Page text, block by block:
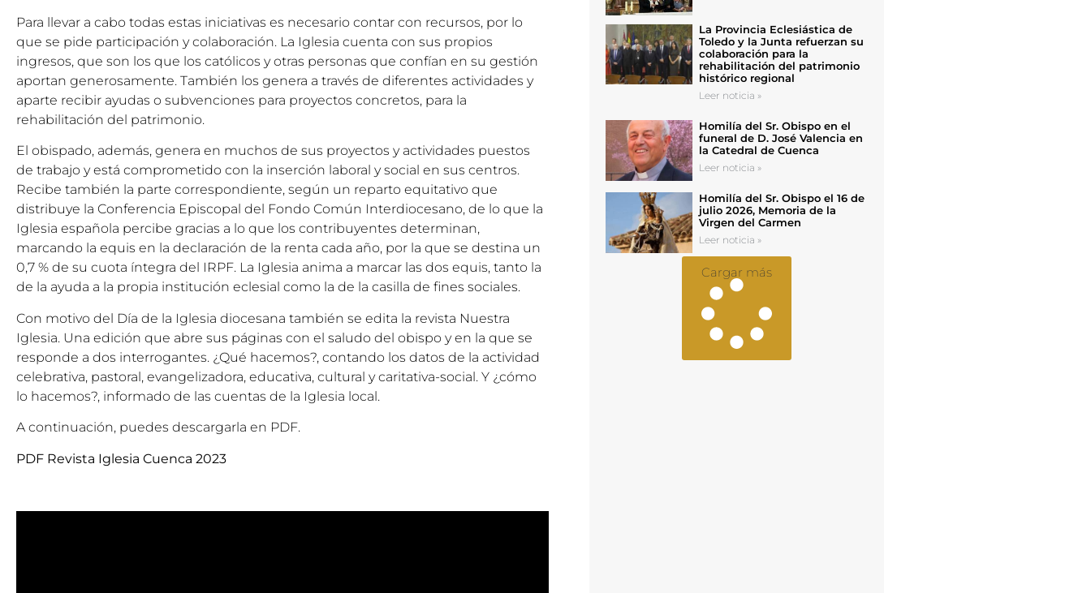
Para llevar a cabo todas estas iniciativas es necesario contar con recursos, por lo
que se pide participación y colaboración. La Iglesia cuenta con sus propios
ingresos, que son los que los católicos y otras personas que confían en su gestión
aportan generosamente. También los genera a través de diferentes actividades y
aparte recibir ayudas o subvenciones para proyectos concretos, para la
rehabilitación del patrimonio.
El obispado, además, genera en muchos de sus proyectos y actividades puestos
de trabajo y está comprometido con la inserción laboral y social en sus centros.
Recibe también la parte correspondiente, según un reparto equitativo que
distribuye la Conferencia Episcopal del Fondo Común Interdiocesano, de lo que la
Iglesia española percibe gracias a lo que los contribuyentes determinan,
marcando la equis en la declaración de la renta cada año, por la que se destina un
0,7 % de su cuota íntegra del IRPF. La Iglesia anima a marcar las dos equis, tanto la
de la ayuda a la propia institución eclesial como la de la casilla de fines sociales.
Con motivo del Día de la Iglesia diocesana también se edita la revista Nuestra
Iglesia. Una edición que abre sus páginas con el saludo del obispo y en la que se
responde a dos interrogantes. ¿Qué hacemos?, contando los datos de la actividad
celebrativa, pastoral, evangelizadora, educativa, cultural y caritativa-social. Y ¿cómo
lo hacemos?, informado de las cuentas de la Iglesia local.
A continuación, puedes descargarla en PDF.
PDF Revista Iglesia Cuenca 2023
La Provincia Eclesiástica de
Toledo y la Junta refuerzan su
colaboración para la
rehabilitación del patrimonio
histórico regional
Leer noticia »
Homilía del Sr. Obispo en el
funeral de D. José Valencia en
la Catedral de Cuenca
Leer noticia »
Homilía del Sr. Obispo el 16 de
julio 2026, Memoria de la
Virgen del Carmen
Leer noticia »
Cargar más